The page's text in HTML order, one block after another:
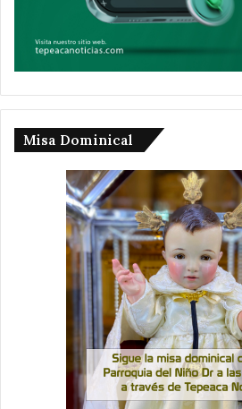
Misa Dominical